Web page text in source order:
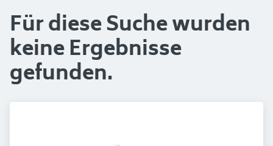
Für diese Suche wurden
keine Ergebnisse
gefunden.